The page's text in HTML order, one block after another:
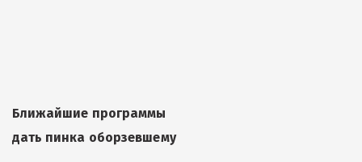
Ближайшие программы
дать пинка оборзевшему